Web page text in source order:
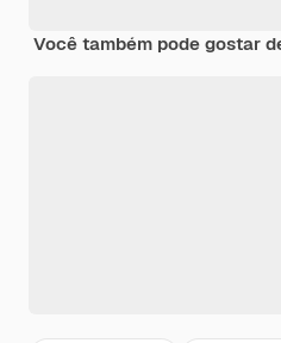
Você também pode gostar